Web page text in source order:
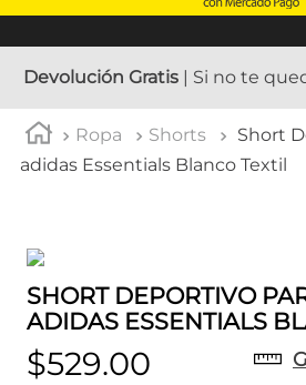
Devolución Gratis| Si no te
Ropa Shorts
Short
adidas Essentials Blanco Textil
SHORT DEPORTIVO
ADIDAS ESSENTIALS
$529.00
tenis hombre
5. tenis